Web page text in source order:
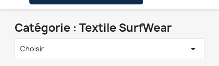
Catégorie : Textile SurfWear
Choisir 